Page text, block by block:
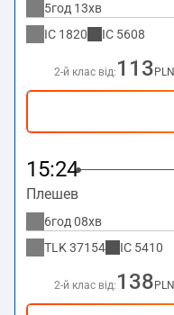
5год 13хв
IC 1820 IC 5608
2-й клас від: 113 PLN
15:24
Плешев
6год 08хв
TLK 37154 IC 5410
2-й клас від: 138 PLN